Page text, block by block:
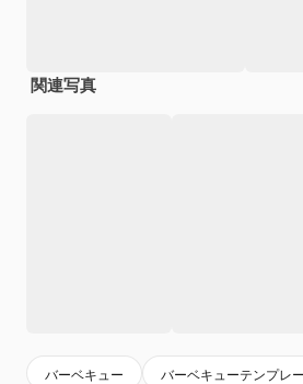
関連写真
バーベキュー バーベキューテンプレ